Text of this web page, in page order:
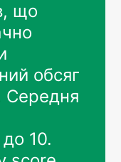
що
обсяг
Середня
до 10.